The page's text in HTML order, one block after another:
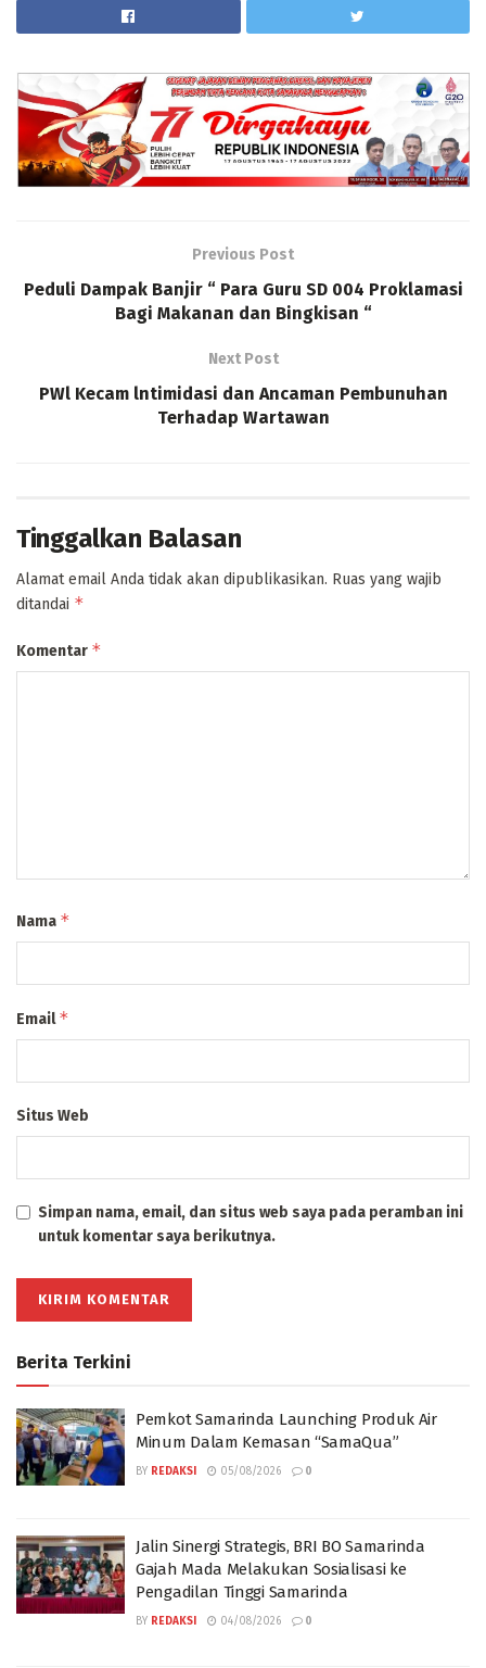
Previous Post
Peduli Dampak Banjir “ Para Guru SD 004 Proklamasi
Bagi Makanan dan Bingkisan “
Next Post
PWl Kecam lntimidasi dan Ancaman Pembunuhan
Terhadap Wartawan
Tinggalkan Balasan
Alamat email Anda tidak akan dipublikasikan. Ruas yang wajib
ditandai *
Komentar *
Nama *
Email*
Situs Web
Simpan nama, email, dan situs web saya pada peramban ini
untuk komentar saya berikutnya.
Berita Terkini
Pemkot Samarinda Launching Produk Air
Minum Dalam Kemasan “SamaQua”
BY REDAKSI 05/08/2026 0
Jalin Sinergi Strategis, BRI BO Samarinda
Gajah Mada Melakukan Sosialisasi ke
Pengadilan Tinggi Samarinda
BY REDAKSI 04/08/2026 0